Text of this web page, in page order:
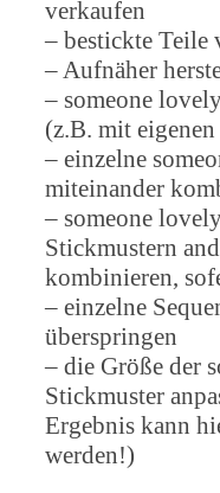
verkaufen
– bestickte Teile
– Aufnäher
– someone
(z.B. mit
– einzelne
miteinander
– someone
Stickmustern
kombinieren,
– einzelne
überspringen
– die Größe der
Stickmuster
Ergebnis kann
werden!)